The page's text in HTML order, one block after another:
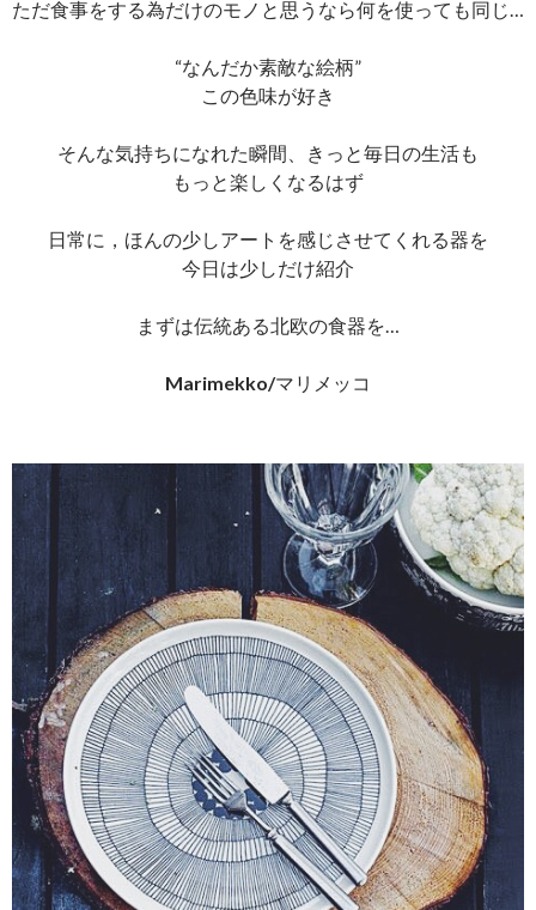
ただ食事をする為だけのモノと思うなら何を使っても同じ…
“なんだか素敵な絵柄”
この色味が好き
そんな気持ちになれた瞬間、きっと毎日の生活も
もっと楽しくなるはず
日常に，ほんの少しアートを感じさせてくれる器を
今日は少しだけ紹介
まずは伝統ある北欧の食器を…
Marimekko/マリメッコ